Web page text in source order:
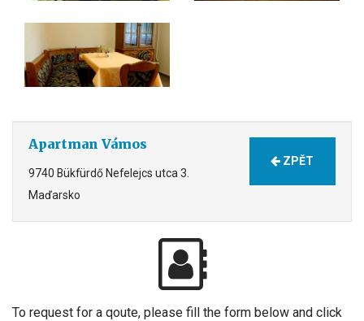
Apartman Vámos
9740 Bükfürdő Nefelejcs utca 3.
Maďarsko
ZPĚT
To request for a qoute, please fill the form below and click